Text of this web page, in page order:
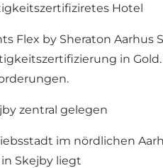
Hotel
Flex by Sheraton
in Gold
zentral gelegen
im nördlichen
Skejby liegt